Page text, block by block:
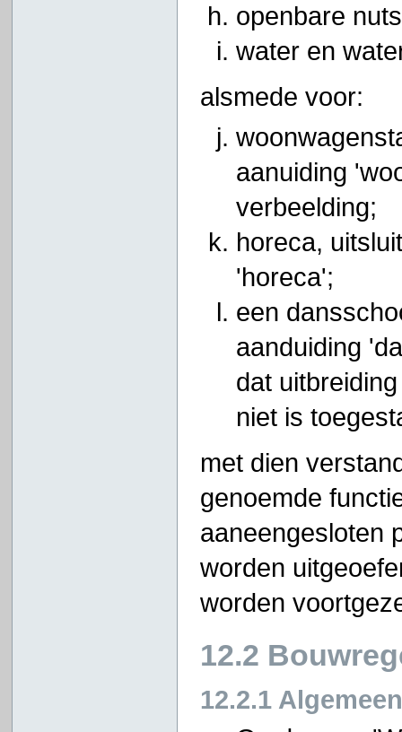
openbare
water en
alsmede voor:
aanuiding
verbeelding;
horeca,
'horeca';
een
aanduiding
dat
niet is
met dien
genoemde
aaneengesloten
worden
worden
12.2
12.2.1 Algemeen